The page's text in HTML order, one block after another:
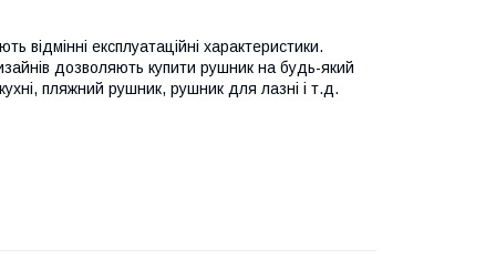
відмінні експлуатаційні характеристики.
дозволяють купити рушник на будь-який
пляжний рушник, рушник для лазні і т.д.